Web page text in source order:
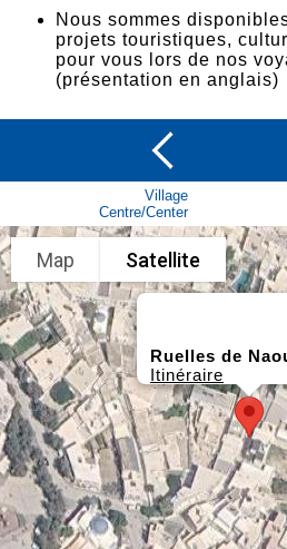
Nous sommes
projets touristiques,
pour vous lors de nos
(présentation en anglais)
Village
Centre/Center
Ruelles de
Itinéraire
Map Satellite